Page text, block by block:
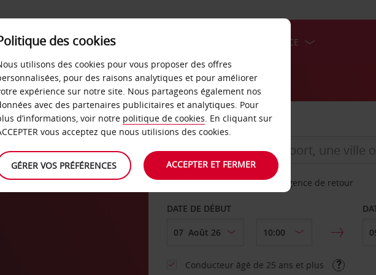
SERVICES &
LOCATION
LIBRE-SERVICE
AGENCE DE DÉPART
Sélectionnez une autre agence de retour
DATE DE DÉBUT
Conducteur âgé de 25 ans et plus
des cookies
utilisons des cookies pour vous proposer des offres
pour des raisons analytiques et pour améliorer
expérience sur notre site. Nous partageons également nos
avec des partenaires publicitaires et analytiques. Pour
d’informations, voir notre politique de cookies. En cliquant sur
vous acceptez que nous utilisions des cookies.
GÉRER VOS PRÉFÉRENCES ACCEPTER ET FERMER